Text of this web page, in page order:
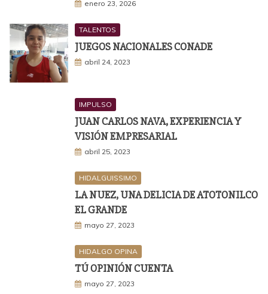
enero 23, 2026
TALENTOS
JUEGOS NACIONALES CONADE
abril 24, 2023
IMPULSO
JUAN CARLOS NAVA, EXPERIENCIA Y
VISIÓN EMPRESARIAL
abril 25, 2023
HIDALGUISSIMO
LA NUEZ, UNA DELICIA DE ATOTONILCO
EL GRANDE
mayo 27, 2023
HIDALGO OPINA
TÚ OPINIÓN CUENTA
mayo 27, 2023